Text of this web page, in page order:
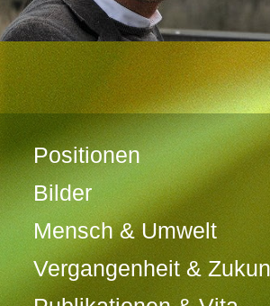
Positionen
Bilder
Mensch & Umwelt
Vergangenheit &